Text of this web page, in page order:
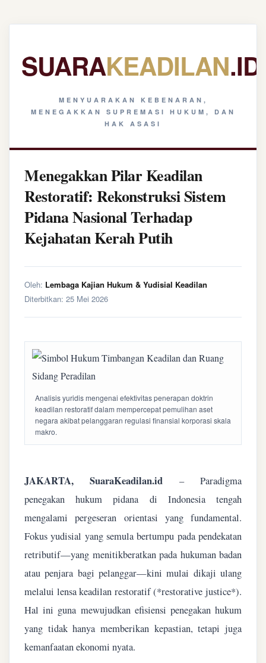
SUARAKEADILAN.ID
MENYUARAKAN KEBENARAN,
MENEGAKKAN SUPREMASI HUKUM, DAN
HAK ASASI
Menegakkan Pilar Keadilan
Restoratif: Rekonstruksi Sistem
Pidana Nasional Terhadap
Kejahatan Kerah Putih
Oleh: Lembaga Kajian Hukum & Yudisial Keadilan
Diterbitkan: 25 Mei 2026
Analisis yuridis mengenai efektivitas penerapan doktrin
keadilan restoratif dalam mempercepat pemulihan aset
negara akibat pelanggaran regulasi finansial korporasi skala
makro.
JAKARTA, SuaraKeadilan.id – Paradigma
penegakan hukum pidana di Indonesia tengah
mengalami pergeseran orientasi yang fundamental.
Fokus yudisial yang semula bertumpu pada pendekatan
retributif—yang menitikberatkan pada hukuman badan
atau penjara bagi pelanggar—kini mulai dikaji ulang
melalui lensa keadilan restoratif (*restorative justice*).
Hal ini guna mewujudkan efisiensi penegakan hukum
yang tidak hanya memberikan kepastian, tetapi juga
kemanfaatan ekonomi nyata.